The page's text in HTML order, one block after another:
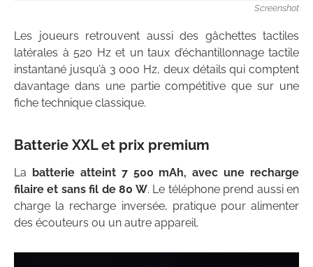
Screenshot
Les joueurs retrouvent aussi des gâchettes tactiles
latérales à 520 Hz et un taux d’échantillonnage tactile
instantané jusqu’à 3 000 Hz, deux détails qui comptent
davantage dans une partie compétitive que sur une
fiche technique classique.
Batterie XXL et prix premium
La batterie atteint 7 500 mAh, avec une recharge
filaire et sans fil de 80 W. Le téléphone prend aussi en
charge la recharge inversée, pratique pour alimenter
des écouteurs ou un autre appareil.